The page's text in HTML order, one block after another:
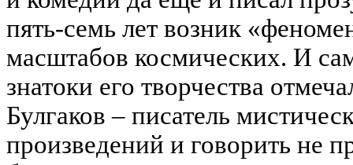
пять-семь лет возник
масштабов космических. И
знатоки его творчества
Булгаков – писатель
произведений и говорить не